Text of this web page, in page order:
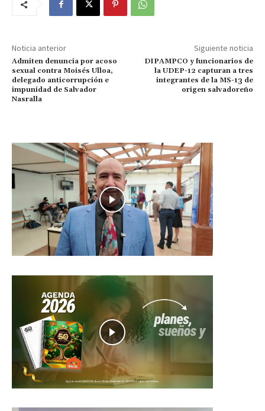
Noticia anterior
Admiten denuncia por acoso
sexual contra Moisés Ulloa,
delegado anticorrupción e
impunidad de Salvador
Nasralla
Siguiente noticia
DIPAMPCO y funcionarios de
la UDEP-12 capturan a tres
integrantes de la MS-13 de
origen salvadoreño